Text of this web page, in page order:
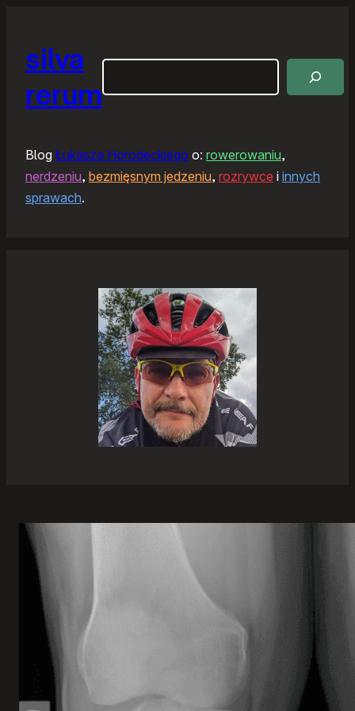
silva
rerum
Blog Łukasza Horodeckiego o: rowerowaniu,
nerdzeniu, bezmięsnym jedzeniu, rozrywce i innych
sprawach.